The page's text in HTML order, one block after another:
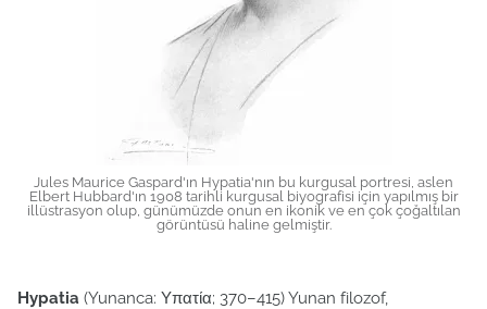
Jules Maurice Gaspard'ın Hypatia'nın bu kurgusal portresi, aslen
Elbert Hubbard'ın 1908 tarihli kurgusal biyografisi için yapılmış bir
illüstrasyon olup, günümüzde onun en ikonik ve en çok çoğaltılan
görüntüsü haline gelmiştir.
Hypatia (Yunanca: Υπατία; 370–415) Yunan filozof,